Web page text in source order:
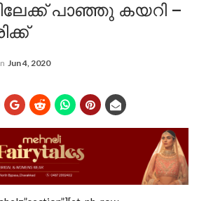
പാഞ്ഞു കയറി –
Jun 4, 2020